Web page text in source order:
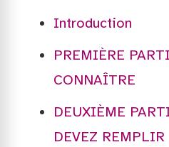
Introduction
PREMIÈRE
CONNAÎTRE
DEUXIÈME
DEVEZ REMPLIR